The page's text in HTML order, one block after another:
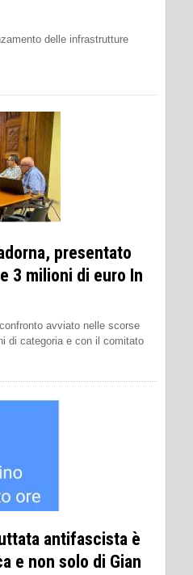
delle infrastrutture
presentato
3 milioni di euro In
avviato nelle scorse
di categoria e con il comitato
antifascista è
e non solo di Gian